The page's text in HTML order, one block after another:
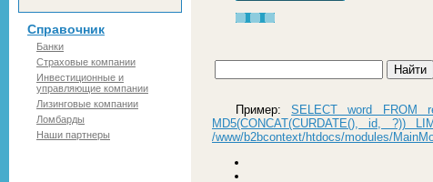
Справочник
Банки
Страховые компании
Инвестиционные и
управляющие компании
Лизинговые компании
Ломбарды
Наши партнеры
Пример:SELECT word FROM
MD5(CONCAT(CURDATE(), id,
/www/b2bcontext/htdocs/modules/